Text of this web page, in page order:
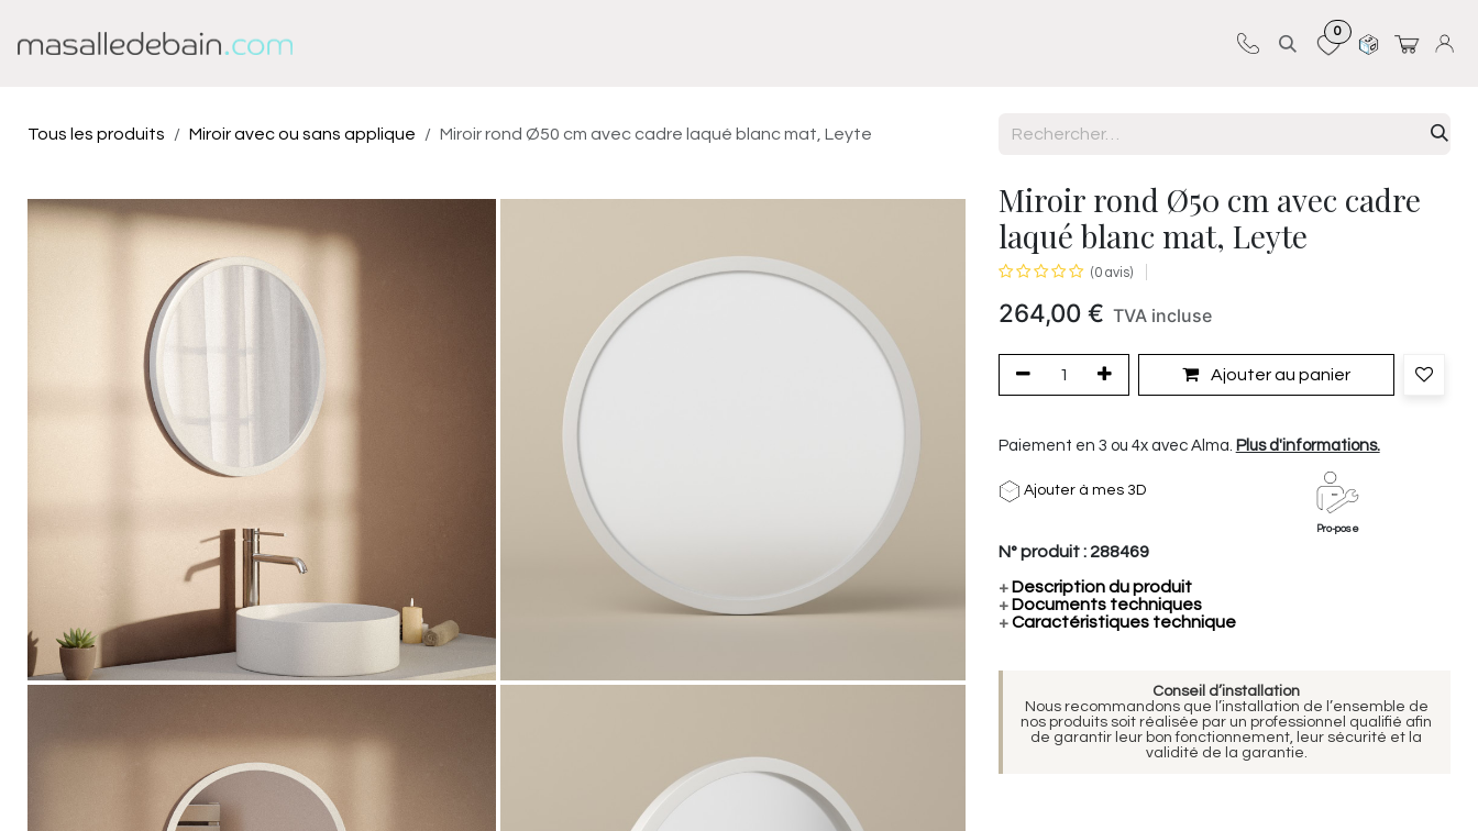
0
Tous les produits Miroir avec ou sans applique Miroir rond Ø50 cm avec cadre laqué blanc mat, Leyte
Miroir rond Ø50 cm avec cadre
laqué blanc mat, Leyte
(0 avis)
264,00€ TVA incluse
Ajouter au panier
Paiement en 3 ou 4x avec Alma. Plus d'informations.
Ajouter à mes 3D
Pro-pose
N° produit : 288469
+Description du produit
+Documents techniques
+Caractéristiques technique
Conseil d’installation
Nous recommandons que l’installation de l’ensemble de
nos produits soit réalisée par un professionnel qualifié afin
de garantir leur bon fonctionnement, leur sécurité et la
validité de la garantie.